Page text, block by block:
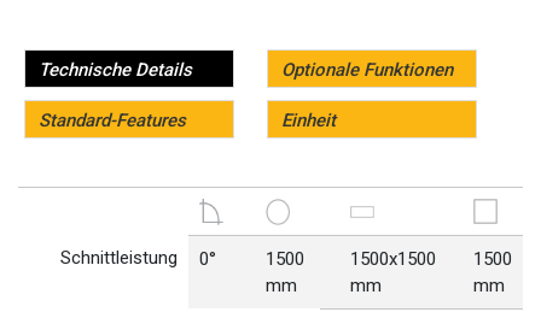
Technische Details Optionale Funktionen
Standard-Features Einheit
Schnittleistung 0°
1500
mm
1500x1500
mm
1500
mm